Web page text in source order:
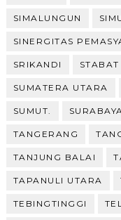
SIMALUNGUN
SINERGITAS
SRIKANDI STABAT
SUMATERA UTARA
SUMUT. SURABAYA
TANGERANG
TANJUNG BALAI
TAPANULI UTARA
TEBINGTINGGI